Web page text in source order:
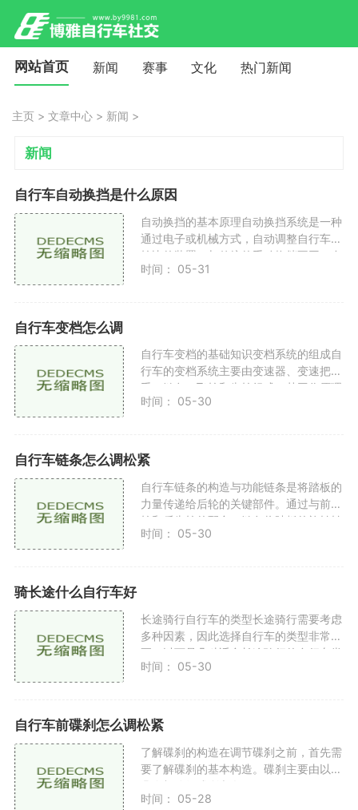
网站首页 新闻 赛事 文化 热门新闻
主页 > 文章中心 > 新闻 >
新闻
自行车自动换挡是什么原因
自动换挡的基本原理自动换挡系统是一种
通过电子或机械方式，自动调整自行车齿
轮比的装置。与传统的手动换挡不同，自
动换挡系统能够根据骑行者的需求和路
时间： 05-31
自行车变档怎么调
自行车变档的基础知识变档系统的组成自
行车的变档系统主要由变速器、变速把
手、链条、飞轮和齿轮组成。其工作原理
是通过变速把手调整变速器的位置，从而
时间： 05-30
自行车链条怎么调松紧
自行车链条的构造与功能链条是将踏板的
力量传递给后轮的关键部件。通过与前齿
轮和后齿轮的配合，链条将踏板的旋转转
化为自行车的前进。链条的松紧程度不仅
时间： 05-30
骑长途什么自行车好
长途骑行自行车的类型长途骑行需要考虑
多种因素，因此选择自行车的类型非常重
要。以下是几种适合长途骑行的自行车类
型公路车公路车以轻便和高效著称，适合
时间： 05-30
自行车前碟刹怎么调松紧
了解碟刹的构造在调节碟刹之前，首先需
要了解碟刹的基本构造。碟刹主要由以下
几个部分组成刹车盘（Disc Rotor）：固
定在车轮上，提供摩擦表面。刹车卡钳
时间： 05-28